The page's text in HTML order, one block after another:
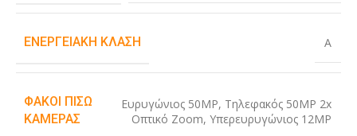
ΕΝΕΡΓΕΙΑΚΉ ΚΛΆΣΗ A
ΦΑΚΟΊ ΠΊΣΩ
ΚΆΜΕΡΑΣ
Ευρυγώνιος 50MP, Τηλεφακός 50MP 2x
Οπτικό Zoom, Υπερευρυγώνιος 12MP